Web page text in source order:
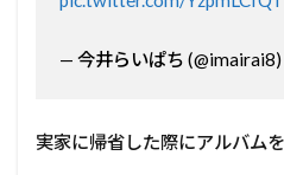
— 今井らいぱち (@imairai8)
実家に帰省した際にアルバム